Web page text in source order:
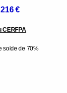
€
CERFPA
solde de 70%